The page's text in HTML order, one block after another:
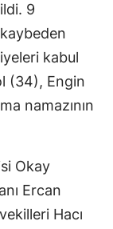
9
kabul
(34), Engin
namazının
Okay
Ercan
Hacı